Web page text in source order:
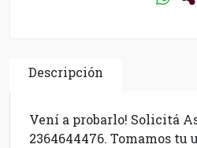
Descripción
Vení a probarlo! Solicitá
2364644476. Tomamos tu